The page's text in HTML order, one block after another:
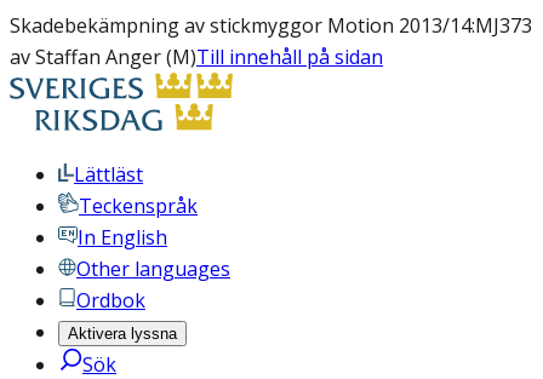
Skadebekämpning av stickmyggor Motion 2013/14:MJ373
av Staffan Anger (M)Till innehåll på sidan
Lättläst
Teckenspråk
In English
Other languages
Ordbok
Aktivera lyssna
Sök